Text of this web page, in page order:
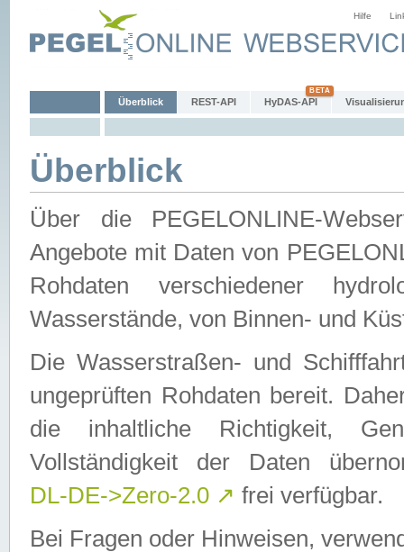
Hilfe
Überblick REST-API HyDAS-API
Überblick
Über die PEGELONLINE-
Angebote mit Daten von
Rohdaten verschiedener
Wasserstände, von Binnen- und
Die Wasserstraßen- und
ungeprüften Rohdaten bereit.
die inhaltliche Richtigkeit,
Vollständigkeit der Daten
DL-DE->Zero-2.0 ↗ frei verfügbar.
Bei Fragen oder Hinweisen,